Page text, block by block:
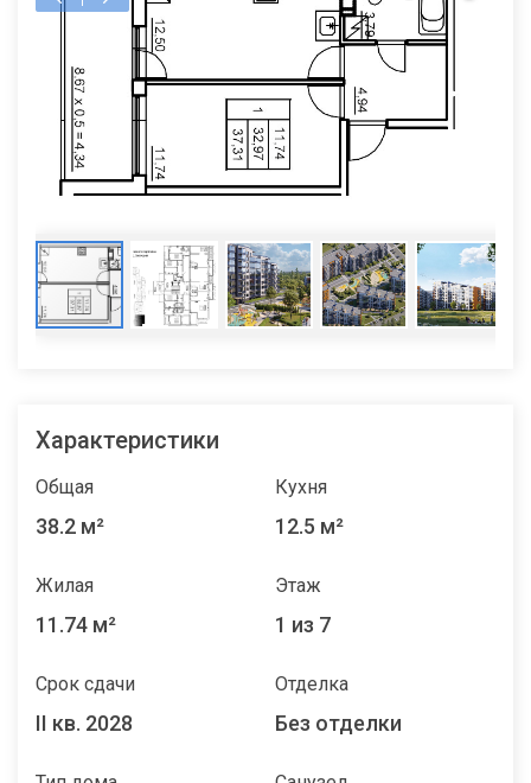
Характеристики
Общая
38.2 м²
Кухня
12.5 м²
Жилая
11.74 м²
Этаж
1 из 7
Срок сдачи
II кв. 2028
Отделка
Без отделки